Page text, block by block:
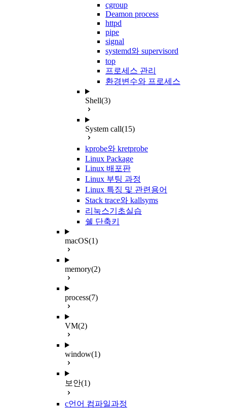
cgroup
Deamon process
httpd
pipe
signal
systemd와 supervisord
top
프로세스 관리
환경변수와 프로세스
Shell(3)
System call(15)
kprobe와 kretprobe
Linux Package
Linux 배포판
Linux 부팅 과정
Linux 특징 및 관련용어
Stack trace와 kallsyms
리눅스기초실습
쉘 단축키
macOS(1)
memory(2)
process(7)
VM(2)
window(1)
보안(1)
c언어 컴파일과정